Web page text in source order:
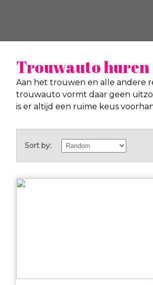
Trouwauto
Aan het trouwen en alle andere
trouwauto vormt daar geen
is er altijd een ruime keus
Sort by: